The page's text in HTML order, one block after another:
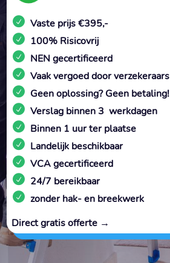
Vaste prijs €395,-
100% Risicovrij
NEN gecertificeerd
Vaak vergoed door verzekeraars
Geen oplossing? Geen betaling!
Verslag binnen 3 werkdagen
Binnen 1 uur ter plaatse
Landelijk beschikbaar
VCA gecertificeerd
24/7 bereikbaar
zonder hak- en breekwerk
Direct gratis offerte →